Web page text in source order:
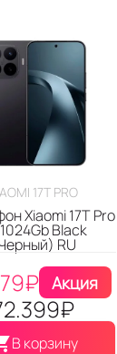
17T PRO
Xiaomi 17T Pro
Black
RU
₽ Акция
₽
В корзину